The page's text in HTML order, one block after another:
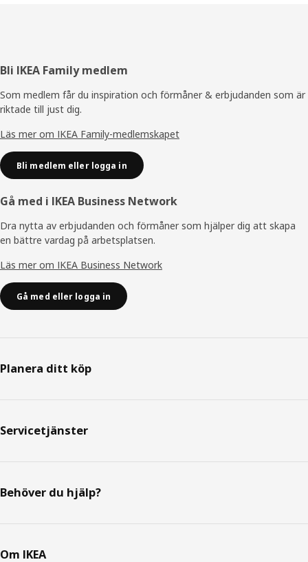
Sidfot
Bli IKEA Family medlem
Som medlem får du inspiration och förmåner & erbjudanden som är
riktade till just dig.
Läs mer om IKEA Family-medlemskapet
Bli medlem eller logga in
Gå med i IKEA Business Network
Dra nytta av erbjudanden och förmåner som hjälper dig att skapa
en bättre vardag på arbetsplatsen.
Läs mer om IKEA Business Network
Gå med eller logga in
Planera ditt köp
Servicetjänster
Behöver du hjälp?
Om IKEA